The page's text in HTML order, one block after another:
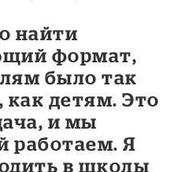
найти
формат,
было так
как детям. Это
и мы
работаем. Я
в школы